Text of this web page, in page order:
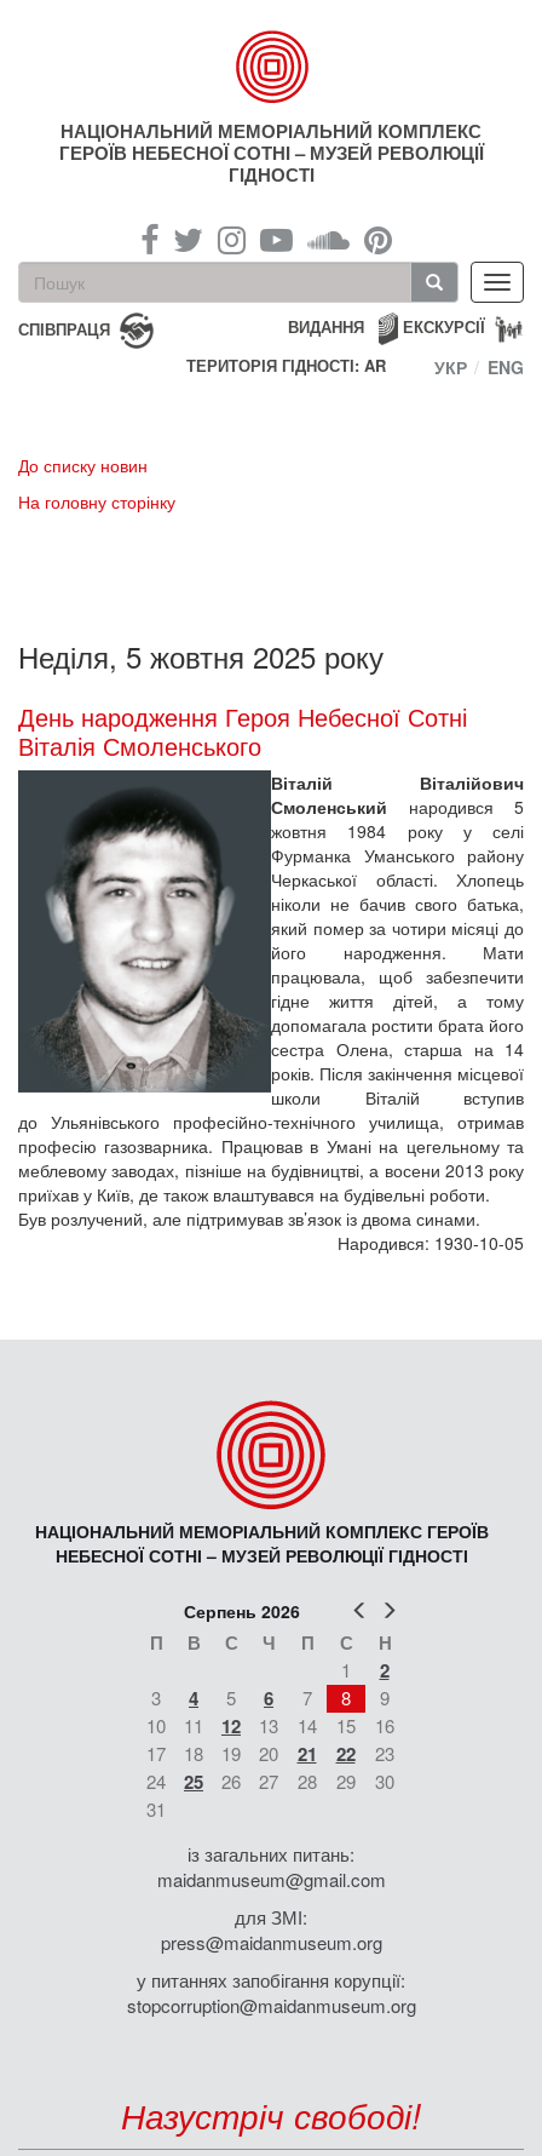
НАЦІОНАЛЬНИЙ МЕМОРІАЛЬНИЙ КОМПЛЕКС
ГЕРОЇВ НЕБЕСНОЇ СОТНІ – МУЗЕЙ РЕВОЛЮЦІЇ
ГІДНОСТІ
Пошукова
форма
Пошук
СПІВПРАЦЯ ЕКСКУРСІЇ
ВИДАННЯ
ТЕРИТОРІЯ ГІДНОСТІ: AR
УКР ENG
До списку новин
На головну сторінку
Неділя, 5 жовтня 2025 року
День народження Героя Небесної Сотні
Віталія Смоленського
Віталій Віталійович
Смоленський народився 5
жовтня 1984 року у селі
Фурманка Уманського району
Черкаської області. Хлопець
ніколи не бачив свого батька,
який помер за чотири місяці до
його народження. Мати
працювала, щоб забезпечити
гідне життя дітей, а тому
допомагала ростити брата його
сестра Олена, старша на 14
років. Після закінчення місцевої
школи Віталій вступив
до Ульянівського професійно-технічного училища, отримав
професію газозварника. Працював в Умані на цегельному та
меблевому заводах, пізніше на будівництві, а восени 2013 року
приїхав у Київ, де також влаштувався на будівельні роботи.
Був розлучений, але підтримував зв’язок із двома синами.
Народився: 1930-10-05
НАЦІОНАЛЬНИЙ МЕМОРІАЛЬНИЙ КОМПЛЕКС ГЕРОЇВ
НЕБЕСНОЇ СОТНІ – МУЗЕЙ РЕВОЛЮЦІЇ ГІДНОСТІ
Попер
Серпень 2026
П В С Ч П С Н
1 2
3 4 5 6 7 8
9
10
11 12 13 14 15
16
17
18 19 20 21 22
23
24
25 26 27 28 29
30
31
із загальних питань:
maidanmuseum@gmail.com
для ЗМІ:
press@maidanmuseum.org
у питаннях запобігання корупції:
stopcorruption@maidanmuseum.org
Назустріч свободі!